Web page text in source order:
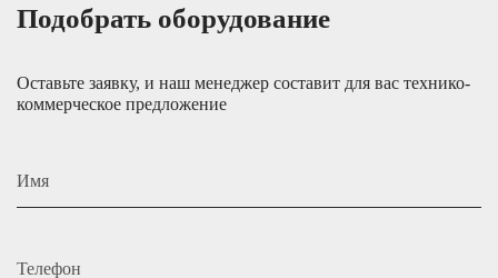
Подобрать оборудование
Оставьте заявку, и наш менеджер составит для вас технико-
коммерческое предложение
Имя
Телефон